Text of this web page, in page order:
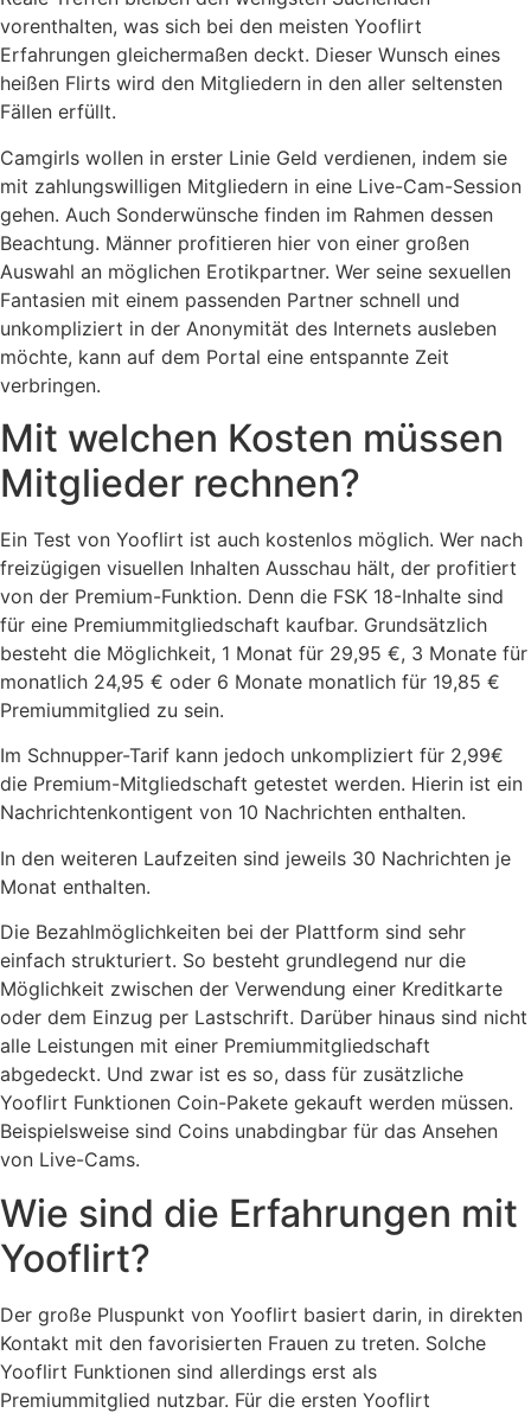
vorenthalten, was sich bei den meisten Yooflirt
Erfahrungen gleichermaßen deckt. Dieser Wunsch eines
heißen Flirts wird den Mitgliedern in den aller seltensten
Fällen erfüllt.
Camgirls wollen in erster Linie Geld verdienen, indem sie
mit zahlungswilligen Mitgliedern in eine Live-Cam-Session
gehen. Auch Sonderwünsche finden im Rahmen dessen
Beachtung. Männer profitieren hier von einer großen
Auswahl an möglichen Erotikpartner. Wer seine sexuellen
Fantasien mit einem passenden Partner schnell und
unkompliziert in der Anonymität des Internets ausleben
möchte, kann auf dem Portal eine entspannte Zeit
verbringen.
Mit welchen Kosten müssen
Mitglieder rechnen?
Ein Test von Yooflirt ist auch kostenlos möglich. Wer nach
freizügigen visuellen Inhalten Ausschau hält, der profitiert
von der Premium-Funktion. Denn die FSK 18-Inhalte sind
für eine Premiummitgliedschaft kaufbar. Grundsätzlich
besteht die Möglichkeit, 1 Monat für 29,95 €, 3 Monate für
monatlich 24,95 € oder 6 Monate monatlich für 19,85 €
Premiummitglied zu sein.
Im Schnupper-Tarif kann jedoch unkompliziert für 2,99€
die Premium-Mitgliedschaft getestet werden. Hierin ist ein
Nachrichtenkontigent von 10 Nachrichten enthalten.
In den weiteren Laufzeiten sind jeweils 30 Nachrichten je
Monat enthalten.
Die Bezahlmöglichkeiten bei der Plattform sind sehr
einfach strukturiert. So besteht grundlegend nur die
Möglichkeit zwischen der Verwendung einer Kreditkarte
oder dem Einzug per Lastschrift. Darüber hinaus sind nicht
alle Leistungen mit einer Premiummitgliedschaft
abgedeckt. Und zwar ist es so, dass für zusätzliche
Yooflirt Funktionen Coin-Pakete gekauft werden müssen.
Beispielsweise sind Coins unabdingbar für das Ansehen
von Live-Cams.
Wie sind die Erfahrungen mit
Yooflirt?
Der große Pluspunkt von Yooflirt basiert darin, in direkten
Kontakt mit den favorisierten Frauen zu treten. Solche
Yooflirt Funktionen sind allerdings erst als
Premiummitglied nutzbar. Für die ersten Yooflirt